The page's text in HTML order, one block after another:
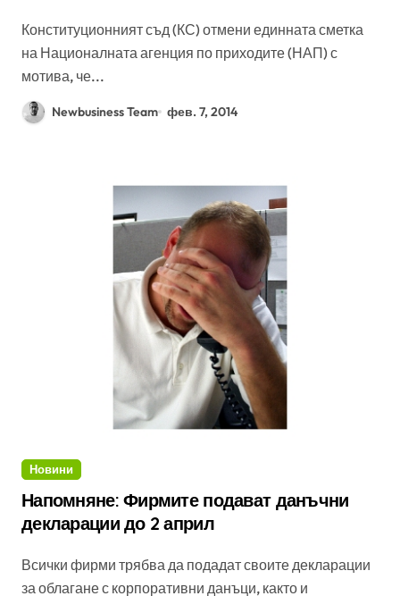
Конституционният съд (КС) отмени единната сметка
на Националната агенция по приходите (НАП) с
мотива, че...
Newbusiness Team фев. 7, 2014
Новини
Напомняне: Фирмите подават данъчни
декларации до 2 април
Всички фирми трябва да подадат своите декларации
за облагане с корпоративни данъци, както и